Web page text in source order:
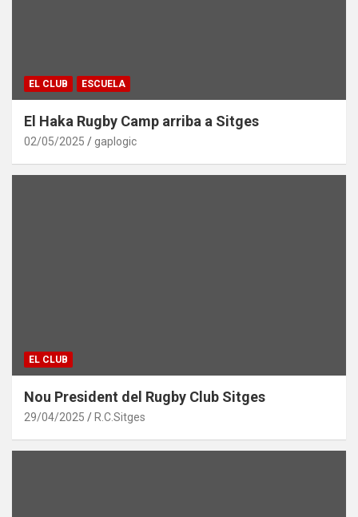
EL CLUB ESCUELA
El Haka Rugby Camp arriba a Sitges
02/05/2025 gaplogic
EL CLUB
Nou President del Rugby Club Sitges
29/04/2025 R.C.Sitges